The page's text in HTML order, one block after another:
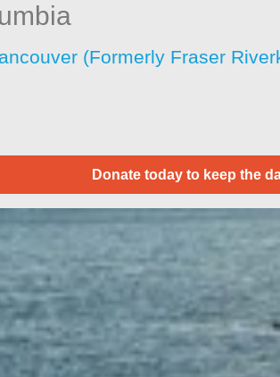
(Formerly Fraser
Donate today to keep the